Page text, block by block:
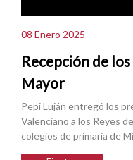
08 Enero 2025
Recepción de los
Mayor
Pepi Luján entregó los
Valenciano a los Reyes
colegios de primaria de